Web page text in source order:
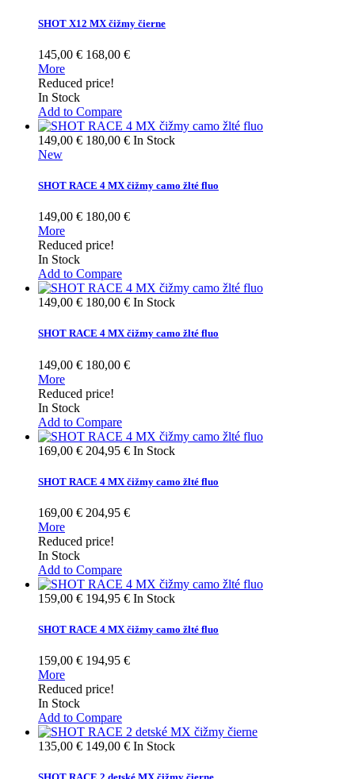
SHOT X12 MX čižmy čierne
145,00 € 168,00 €
More
Reduced price!
In Stock
Add to Compare
149,00 € 180,00 € In Stock
New
SHOT RACE 4 MX čižmy camo žlté fluo
149,00 € 180,00 €
More
Reduced price!
In Stock
Add to Compare
149,00 € 180,00 € In Stock
SHOT RACE 4 MX čižmy camo žlté fluo
149,00 € 180,00 €
More
Reduced price!
In Stock
Add to Compare
169,00 € 204,95 € In Stock
SHOT RACE 4 MX čižmy camo žlté fluo
169,00 € 204,95 €
More
Reduced price!
In Stock
Add to Compare
159,00 € 194,95 € In Stock
SHOT RACE 4 MX čižmy camo žlté fluo
159,00 € 194,95 €
More
Reduced price!
In Stock
Add to Compare
135,00 € 149,00 € In Stock